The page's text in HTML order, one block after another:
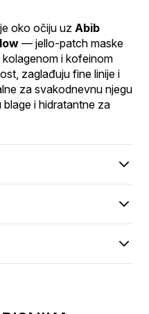
oko očiju uz Abib
— jello-patch maske
i kofeinom
zaglađuju fine linije i
za svakodnevnu njegu
i hidratantne za